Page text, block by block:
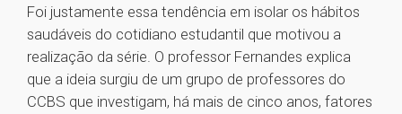
Foi justamente essa tendência em isolar os hábitos
saudáveis do cotidiano estudantil que motivou a
realização da série. O professor Fernandes explica
que a ideia surgiu de um grupo de professores do
CCBS que investigam, há mais de cinco anos, fatores